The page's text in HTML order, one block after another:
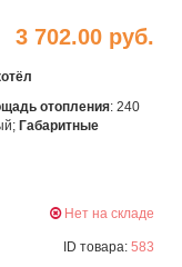
3 702.00 руб.
отопления: 240
Габаритные
Нет на складе
ID товара: 583